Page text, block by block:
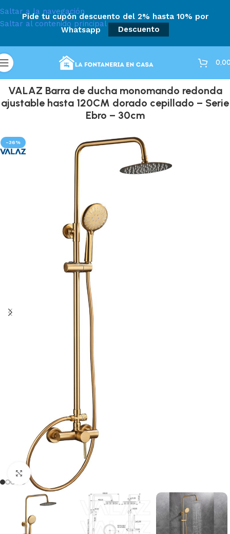
Saltar a la navegación
Saltar al contenido principal
Pide tu cupón descuento del 2% hasta 10% por
Whatsapp
Descuento
VALAZ Barra de ducha monomando redonda
ajustable hasta 120CM dorado cepillado – Serie
Ebro – 30cm
-36%
Haga clic para ampliar